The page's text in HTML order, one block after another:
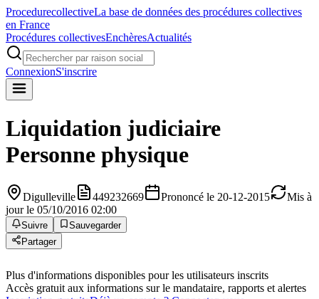
ProcedurecollectiveLa base de données des procédures collectives
en France
Procédures collectivesEnchèresActualités
ConnexionS'inscrire
Liquidation judiciaire
Personne physique
Digulleville 449232669 Prononcé le 20-12-2015
Mis à
jour le 05/10/2016 02:00
Suivre
Sauvegarder
Partager
Plus d'informations disponibles pour les utilisateurs inscrits
Accès gratuit aux informations sur le mandataire, rapports et alertes